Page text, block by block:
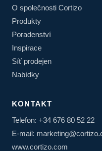
O společnosti Cortizo
Produkty
Poradenství
Inspirace
Síť prodejen
Nabídky
KONTAKT
Telefon: +34 676 80 52 22
E-mail:
www.cortizo.com